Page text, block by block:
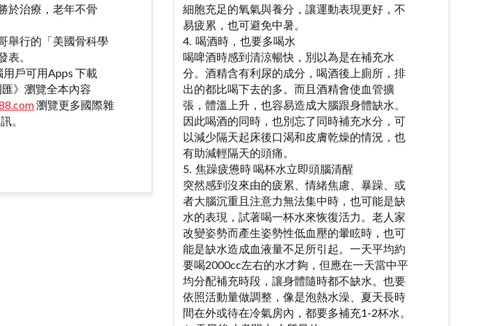
於治療，老年不骨
舉行的「美國骨科學
表。
戶可用Apps 下載
匯》瀏覽全本內容
瀏覽更多國際雜
。
細胞充足的氧氣與養分，讓運動表現更好，不
易疲累，也可避免中暑。
4. 喝酒時，也要多喝水
喝啤酒時感到清涼暢快，別以為是在補充水
分。酒精含有利尿的成分，喝酒後上廁所，排
出的都比喝下去的多。而且酒精會使血管擴
張，體溫上升，也容易造成大腦跟身體缺水。
因此喝酒的同時，也別忘了同時補充水分，可
以減少隔天起床後口渴和皮膚乾燥的情況，也
有助減輕隔天的頭痛。
5. 焦躁疲憊時 喝杯水立即頭腦清醒
突然感到沒來由的疲累、情緒焦慮、暴躁、或
者大腦沉重且注意力無法集中時，也可能是缺
水的表現，試著喝一杯水來恢復活力。老人家
改變姿勢而產生姿勢性低血壓的暈眩時，也可
能是缺水造成血液量不足所引起。一天平均約
要喝2000cc左右的水才夠，但應在一天當中平
均分配補充時段，讓身體隨時都不缺水。也要
依照活動量做調整，像是泡熱水澡、夏天長時
間在外或待在冷氣房內，都要多補充1-2杯水。